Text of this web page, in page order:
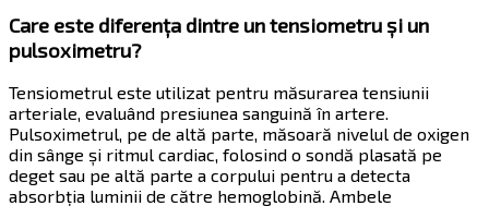
Care este diferența dintre un tensiometru și un
pulsoximetru?
Tensiometrul este utilizat pentru măsurarea tensiunii
arteriale, evaluând presiunea sanguină în artere.
Pulsoximetrul, pe de altă parte, măsoară nivelul de oxigen
din sânge și ritmul cardiac, folosind o sondă plasată pe
deget sau pe altă parte a corpului pentru a detecta
absorbția luminii de către hemoglobină. Ambele